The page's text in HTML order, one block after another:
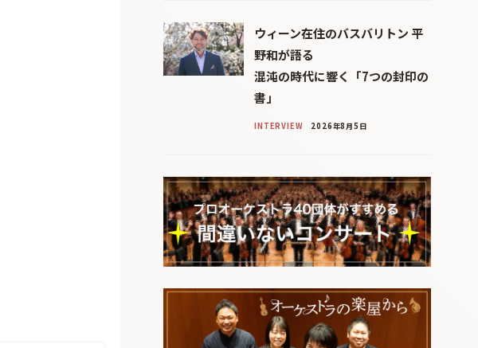
ウィーン在住のバスバリトン 平
野和が語る
混沌の時代に響く「7つの封印の
書」
INTERVIEW 2026年8月5日